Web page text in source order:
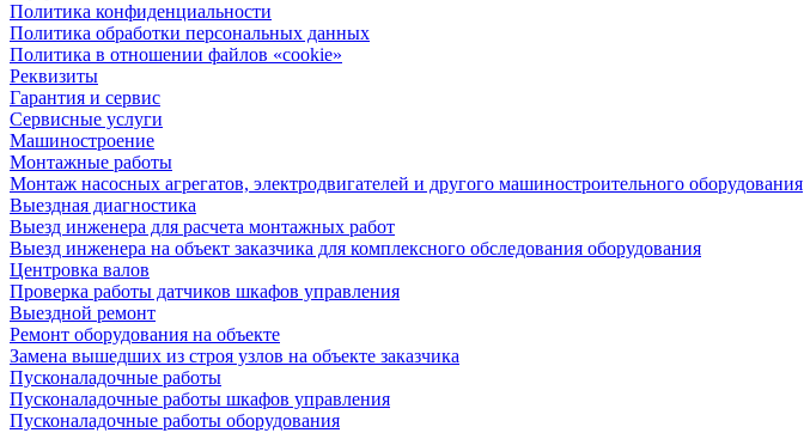
Политика конфиденциальности
Политика обработки персональных данных
Политика в отношении файлов «cookie»
Реквизиты
Гарантия и сервис
Сервисные услуги
Машиностроение
Монтажные работы
Монтаж насосных агрегатов, электродвигателей и другого машиностроительного оборудования
Выездная диагностика
Выезд инженера для расчета монтажных работ
Выезд инженера на объект заказчика для комплексного обследования оборудования
Центровка валов
Проверка работы датчиков шкафов управления
Выездной ремонт
Ремонт оборудования на объекте
Замена вышедших из строя узлов на объекте заказчика
Пусконаладочные работы
Пусконаладочные работы шкафов управления
Пусконаладочные работы оборудования